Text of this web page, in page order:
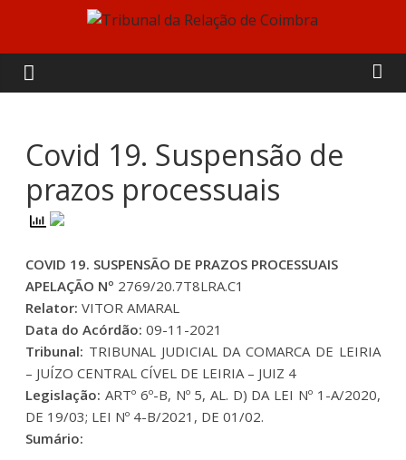
content
Tribunal
da
Relação
de
Coimbra
Covid 19. Suspensão de
prazos processuais
COVID 19. SUSPENSÃO DE PRAZOS PROCESSUAIS
APELAÇÃO Nº 2769/20.7T8LRA.C1
Relator: VITOR AMARAL
Data do Acórdão: 09-11-2021
Tribunal: TRIBUNAL JUDICIAL DA COMARCA DE LEIRIA
– JUÍZO CENTRAL CÍVEL DE LEIRIA – JUIZ 4
Legislação: ARTº 6º-B, Nº 5, AL. D) DA LEI Nº 1-A/2020,
DE 19/03; LEI Nº 4-B/2021, DE 01/02.
Sumário: